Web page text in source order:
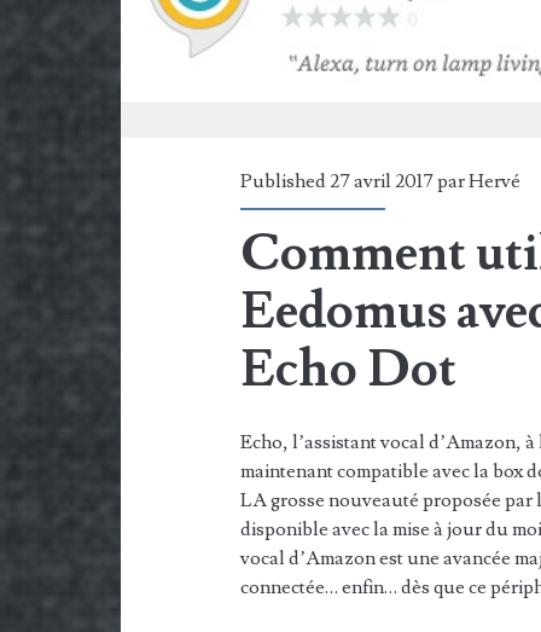
(17
Published 27 avril 2017 parHervé
Comment
Eedomus
Echo Dot
Echo, l’assistant vocal d’Amazon,
maintenant compatible avec la box
LA grosse nouveauté proposée
disponible avec la mise à jour du
vocal d’Amazon est une avancée
connectée… enfin… dès que ce